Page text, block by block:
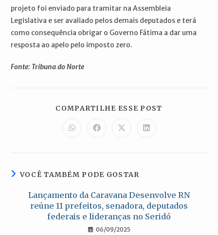
projeto foi enviado para tramitar na Assembleia
Legislativa e ser avaliado pelos demais deputados e terá
como consequência obrigar o Governo Fátima a dar uma
resposta ao apelo pelo imposto zero.
Fonte: Tribuna do Norte
COMPARTILHE ESSE POST
Abre
em
nova
Abre
em
nova
Abre
em
nova
Abre
em
nova
VOCÊ TAMBÉM PODE GOSTAR
Lançamento da Caravana Desenvolve RN
reúne 11 prefeitos, senadora, deputados
federais e lideranças no Seridó
06/09/2025